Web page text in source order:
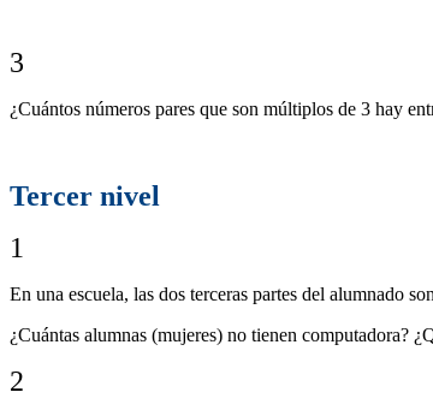
3
¿Cuántos números pares que son múltiplos de 3 hay
Tercer nivel
1
En una escuela, las dos terceras partes del alumnado
¿Cuántas alumnas (mujeres) no tienen computadora?
2